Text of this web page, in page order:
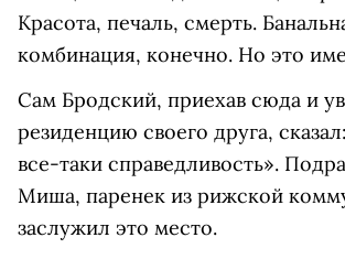
Красота, печаль, смерть.
комбинация, конечно. Но это
Сам Бродский, приехав сюда и
резиденцию своего друга,
все-таки справедливость».
Миша, паренек из рижской
заслужил это место.